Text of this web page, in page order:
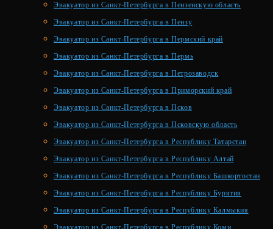
Эвакуатор из Санкт-Петербурга в Пензенскую область
Эвакуатор из Санкт-Петербурга в Пензу
Эвакуатор из Санкт-Петербурга в Пермский край
Эвакуатор из Санкт-Петербурга в Пермь
Эвакуатор из Санкт-Петербурга в Петрозаводск
Эвакуатор из Санкт-Петербурга в Приморский край
Эвакуатор из Санкт-Петербурга в Псков
Эвакуатор из Санкт-Петербурга в Псковскую область
Эвакуатор из Санкт-Петербурга в Республику Татарстан
Эвакуатор из Санкт-Петербурга в Республику Алтай
Эвакуатор из Санкт-Петербурга в Республику Башкортостан
Эвакуатор из Санкт-Петербурга в Республику Бурятия
Эвакуатор из Санкт-Петербурга в Республику Калмыкия
Эвакуатор из Санкт-Петербурга в Республику Коми